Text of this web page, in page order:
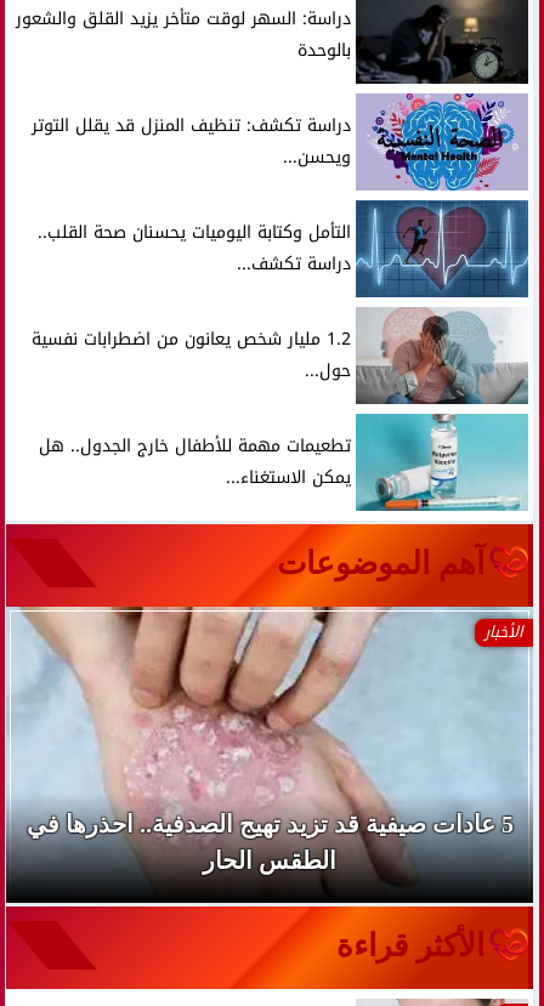
دراسة: السهر لوقت متأخر يزيد القلق والشعور
بالوحدة
دراسة تكشف: تنظيف المنزل قد يقلل التوتر
ويحسن...
التأمل وكتابة اليوميات يحسنان صحة القلب..
دراسة تكشف...
1.2 مليار شخص يعانون من اضطرابات نفسية
حول...
تطعيمات مهمة للأطفال خارج الجدول.. هل
يمكن الاستغناء...
آهم الموضوعات
الأخبار
5 عادات صيفية قد تزيد تهيج الصدفية.. احذرها في
الطقس الحار
الأكثر قراءة